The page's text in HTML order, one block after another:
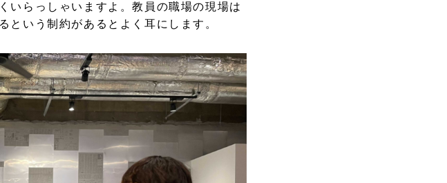
いらっしゃいますよ。教員の職場の現場は
という制約があるとよく耳にします。